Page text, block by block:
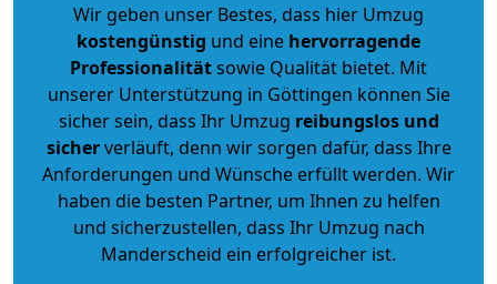
Wir geben unser Bestes, dass hier Umzug
kostengünstig und eine hervorragende
Professionalitätsowie Qualität bietet. Mit
unserer Unterstützung in Göttingen können Sie
sicher sein, dass Ihr Umzug reibungslos und
sicherverläuft, denn wir sorgen dafür, dass Ihre
Anforderungen und Wünsche erfüllt werden. Wir
haben die besten Partner, um Ihnen zu helfen
und sicherzustellen, dass Ihr Umzug nach
Manderscheid ein erfolgreicher ist.